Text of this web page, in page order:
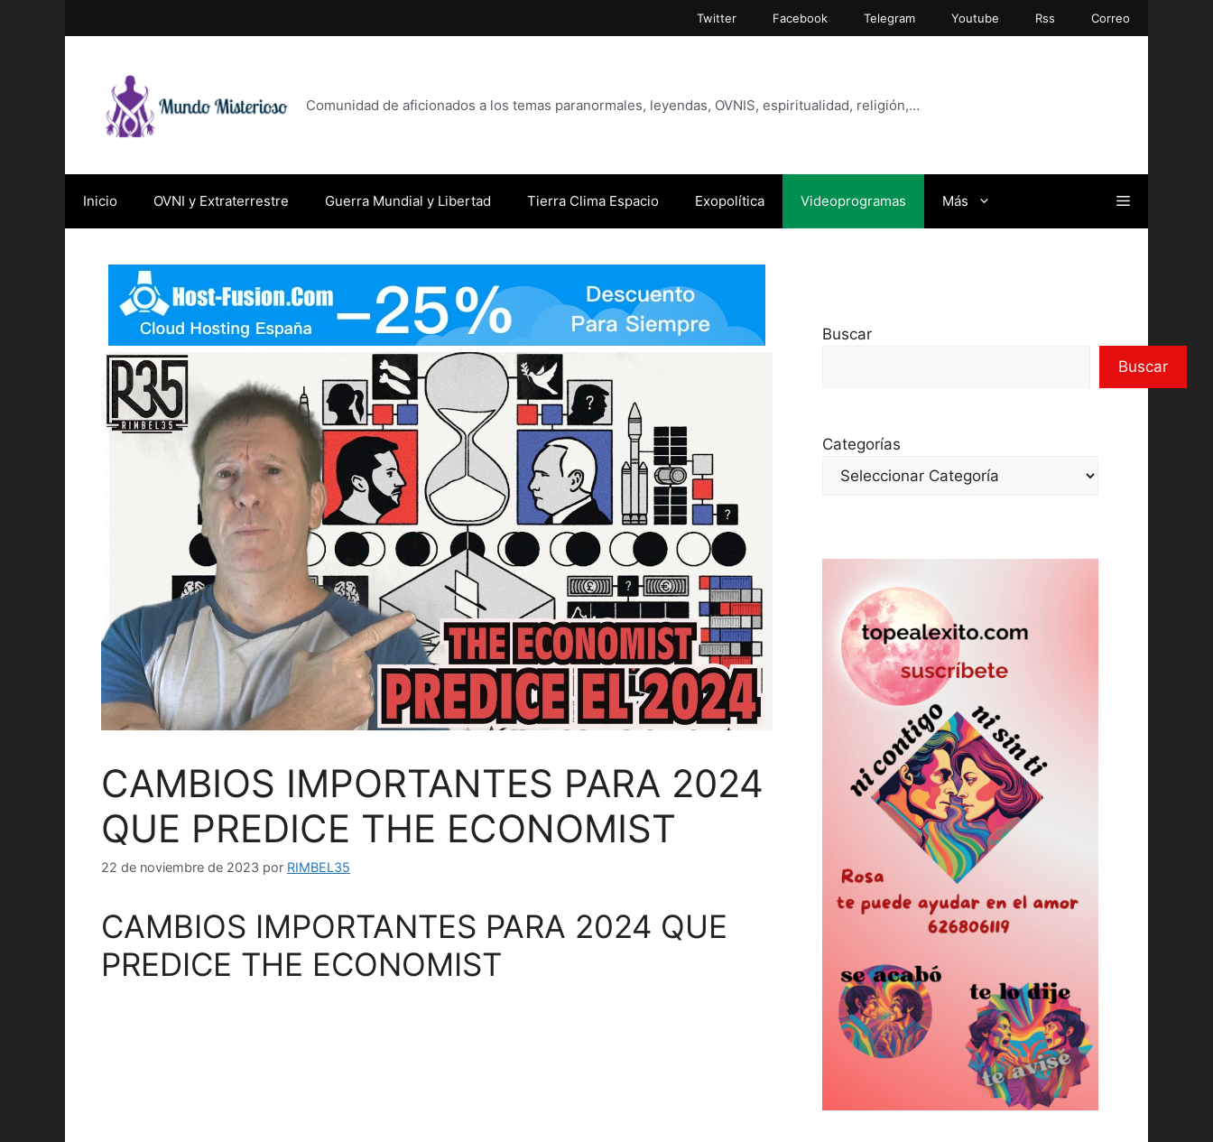
Twitter Facebook Telegram Youtube Rss Correo
Comunidad de aficionados a los temas paranormales, leyendas, OVNIS, espiritualidad, religión,…
Inicio OVNI y Extraterrestre Guerra Mundial y Libertad Tierra Clima Espacio Exopolítica Videoprogramas Más
CAMBIOS IMPORTANTES PARA 2024
QUE PREDICE THE ECONOMIST
22 de noviembre de 2023 por RIMBEL35
CAMBIOS IMPORTANTES PARA 2024 QUE
PREDICE THE ECONOMIST
Buscar
Buscar
Categorías